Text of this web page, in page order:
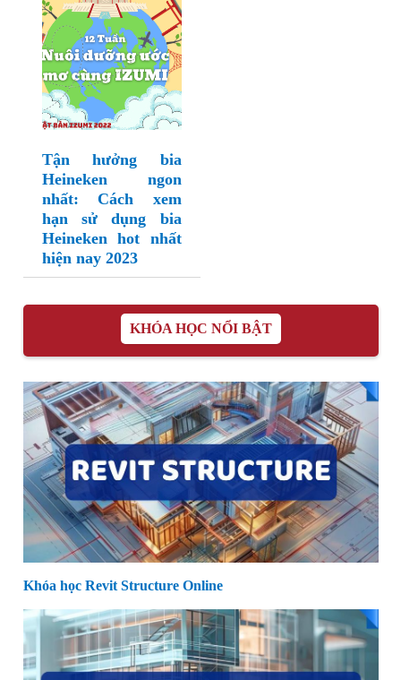
Tận hưởng bia
Heineken ngon
nhất: Cách xem
hạn sử dụng bia
Heineken hot nhất
hiện nay 2023
KHÓA HỌC NỔI BẬT
Khóa học Revit Structure Online